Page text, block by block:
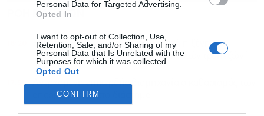
Personal Data for Targeted Advertising.
Opted In
I want to opt-out of Collection, Use,
Retention, Sale, and/or Sharing of my
Personal Data that Is Unrelated with the
Purposes for which it was collected.
Opted Out
CONFIRM
ΡΟΗ ΕΙΔΗΣΕΩΝ ΔΗΜΟΦΙΛΗ
Στουρνάρας: “Απολύτως επιθυμητή η ξένη
συμμετοχή στο κεφάλαιο των ελληνικών τραπεζών”
17:55 Ανερχόμενη επικερδής βιομηχανία ο καθαρισμός των
απορριμμάτων στο διάστημα